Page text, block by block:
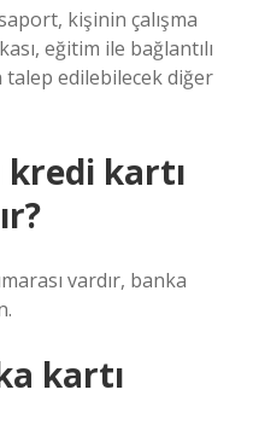
kişinin çalışma
eğitim ile bağlantılı
edilebilecek diğer
kredi kartı
vardır, banka
kartı